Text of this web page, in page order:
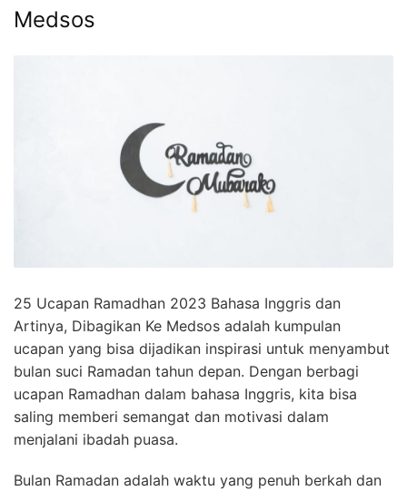
Medsos
25 Ucapan Ramadhan 2023 Bahasa Inggris dan
Artinya, Dibagikan Ke Medsos adalah kumpulan
ucapan yang bisa dijadikan inspirasi untuk menyambut
bulan suci Ramadan tahun depan. Dengan berbagi
ucapan Ramadhan dalam bahasa Inggris, kita bisa
saling memberi semangat dan motivasi dalam
menjalani ibadah puasa.
Bulan Ramadan adalah waktu yang penuh berkah dan